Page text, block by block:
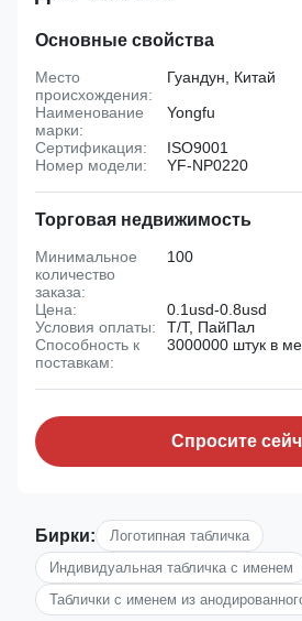
Основные свойства
Место
происхождения:
Гуандун, Китай
Наименование
марки:
Yongfu
Сертификация:
ISO9001
Номер модели:
YF-NP0220
Торговая недвижимость
Минимальное
количество
заказа:
100
Цена:
0.1usd-0.8usd
Условия оплаты:
Т/Т, ПайПал
Способность к
поставкам:
3000000 штук в
Спросите
Бирки:
Логотипная табличка
Индивидуальная табличка с именем
Таблички с именем из